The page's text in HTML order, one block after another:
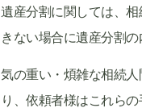
遺産分割に関しては、
きない場合に遺産分割
気の重い・煩雑な相続
り、依頼者様はこれら